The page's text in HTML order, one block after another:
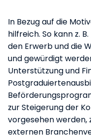
In Bezug auf die
hilfreich. So kann z.
den Erwerb und die
und gewürdigt
Unterstützung und
zur Steigerung der
vorgesehen werden,
externen